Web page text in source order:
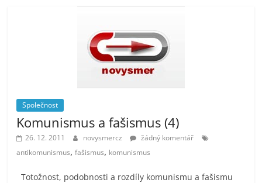
Společnost
Komunismus a fašismus (4)
26. 12. 2011 novysmercz
žádný komentář
antikomunismus,fašismus, komunismus
Totožnost, podobnosti a rozdíly komunismu a fašismu